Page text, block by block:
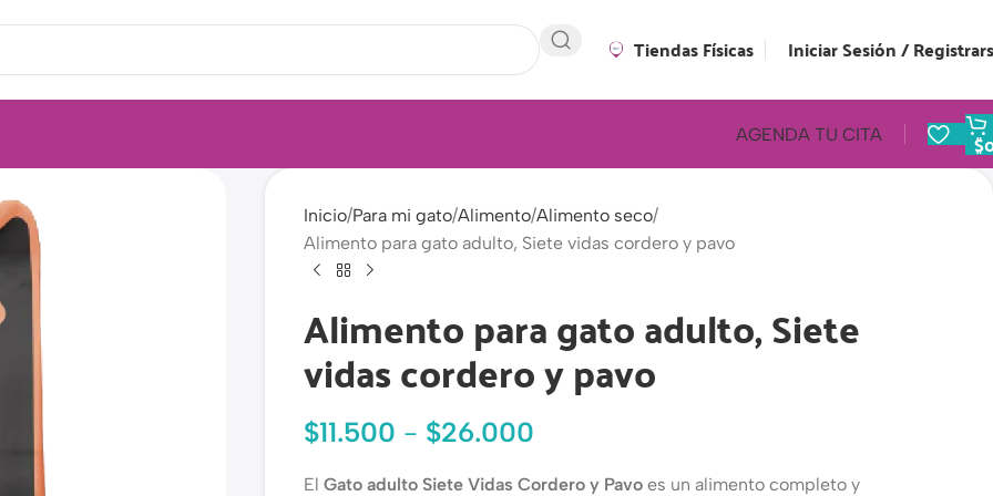
Tiendas Físicas Iniciar Sesión /
AGENDA TU CITA $
Inicio Para mi gato Alimento Alimento seco
Alimento para gato adulto, Siete vidas cordero y pavo
Alimento para gato adulto, Siete
vidas cordero y pavo
$11.500 - $26.000
El Gato adulto Siete Vidas Cordero y Pavo es un alimento completo y